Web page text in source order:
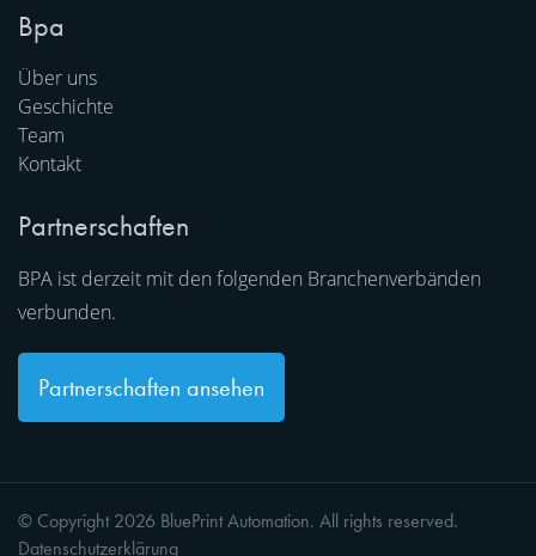
Bpa
Über uns
Geschichte
Team
Kontakt
Partnerschaften
BPA ist derzeit mit den folgenden Branchenverbänden
verbunden.
Partnerschaften ansehen
© Copyright 2026 BluePrint Automation. All rights reserved.
Datenschutzerklärung